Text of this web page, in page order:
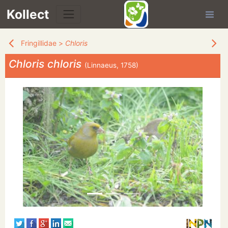
Kollect
Fringillidae > Chloris
Chloris chloris (Linnaeus, 1758)